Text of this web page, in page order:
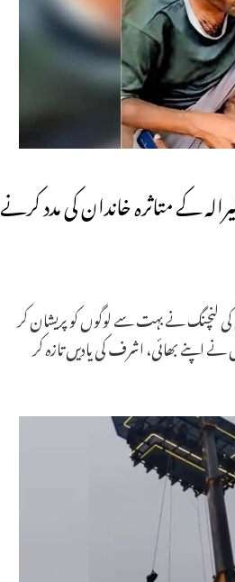
کے متاثرہ خاندان کی مدد کرنے
کی لنچنگ نے بہت سے لوگوں کو پریشان کر
اپنے بھائی، اشرف کی یادیں تازہ کر